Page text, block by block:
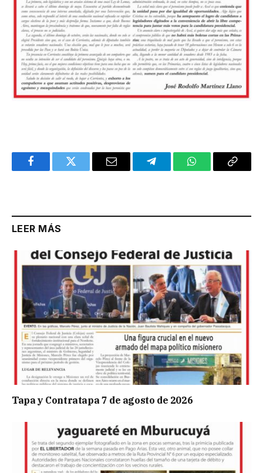
FacebookTwitter Email TelegramWhatsAppCopy
LEER MÁS
Tapa y Contratapa 7 de agosto de 2026